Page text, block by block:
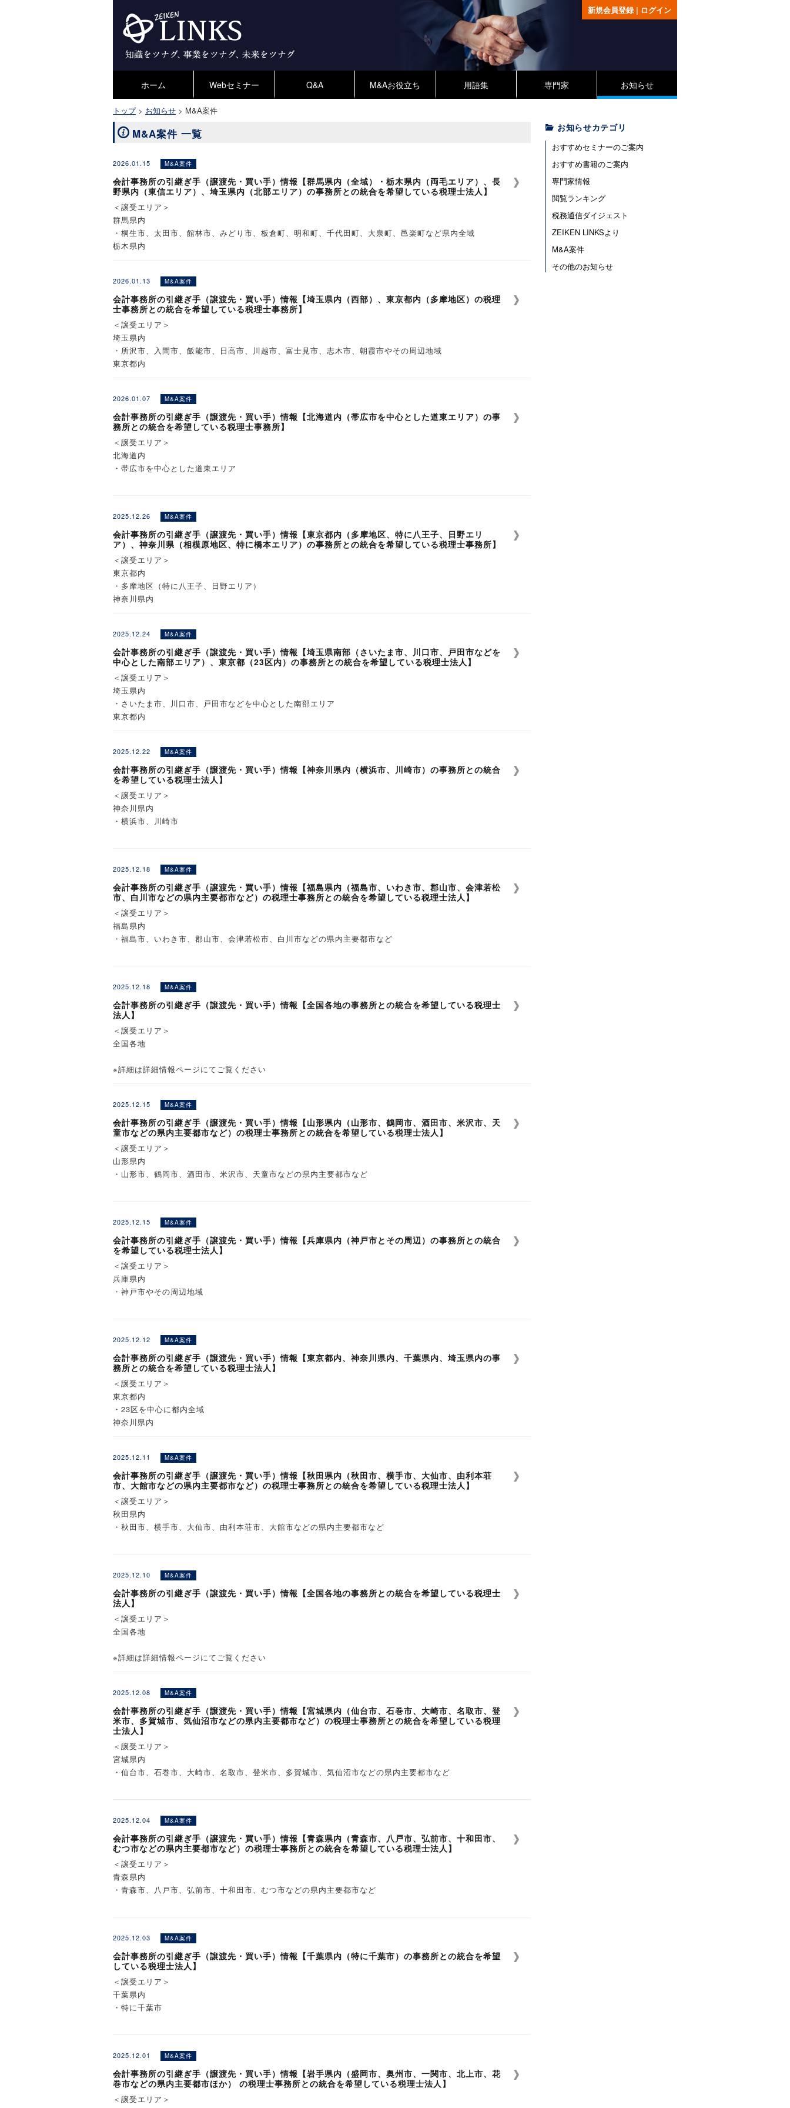
新規会員登録| ログイン
ホーム Webセミナー Q&A M&Aお役立ち 用語集 専門家 お知らせ
トップ> お知らせ > M&A案件
M&A案件 一覧
2026.01.15 M&A案件
会計事務所の引継ぎ手（譲渡先・買い手）情報【群馬県内（全域）・栃木県内（両毛エリア）、長
野県内（東信エリア）、埼玉県内（北部エリア）の事務所との統合を希望している税理士法人】
＜譲受エリア＞
群馬県内
・桐生市、太田市、館林市、みどり市、板倉町、明和町、千代田町、大泉町、邑楽町など県内全域
栃木県内
・上田市、佐久市など
埼玉県内
・深谷市、本庄市など
※詳細は詳細情報ページにてご覧ください
2026.01.13 M&A案件
会計事務所の引継ぎ手（譲渡先・買い手）情報【埼玉県内（西部）、東京都内（多摩地区）の税理
士事務所との統合を希望している税理士事務所】
＜譲受エリア＞
埼玉県内
・所沢市、入間市、飯能市、日高市、川越市、富士見市、志木市、朝霞市やその周辺地域
東京都内
※詳細は詳細情報ページにてご覧ください
2026.01.07 M&A案件
会計事務所の引継ぎ手（譲渡先・買い手）情報【北海道内（帯広市を中心とした道東エリア）の事
務所との統合を希望している税理士事務所】
＜譲受エリア＞
北海道内
・帯広市を中心とした道東エリア
2025.12.26 M&A案件
会計事務所の引継ぎ手（譲渡先・買い手）情報【東京都内（多摩地区、特に八王子、日野エリ
ア）、神奈川県（相模原地区、特に橋本エリア）の事務所との統合を希望している税理士事務所】
＜譲受エリア＞
東京都内
・多摩地区（特に八王子、日野エリア）
神奈川県内
※詳細は詳細情報ページにてご覧ください
2025.12.24 M&A案件
会計事務所の引継ぎ手（譲渡先・買い手）情報【埼玉県南部（さいたま市、川口市、戸田市などを
中心とした南部エリア）、東京都（23区内）の事務所との統合を希望している税理士法人】
＜譲受エリア＞
埼玉県内
・さいたま市、川口市、戸田市などを中心とした南部エリア
東京都内
※詳細は詳細情報ページにてご覧ください
2025.12.22 M&A案件
会計事務所の引継ぎ手（譲渡先・買い手）情報【神奈川県内（横浜市、川崎市）の事務所との統合
を希望している税理士法人】
＜譲受エリア＞
神奈川県内
・横浜市、川崎市
2025.12.18 M&A案件
会計事務所の引継ぎ手（譲渡先・買い手）情報【福島県内（福島市、いわき市、郡山市、会津若松
市、白川市などの県内主要都市など）の税理士事務所との統合を希望している税理士法人】
＜譲受エリア＞
福島県内
・福島市、いわき市、郡山市、会津若松市、白川市などの県内主要都市など
2025.12.18 M&A案件
会計事務所の引継ぎ手（譲渡先・買い手）情報【全国各地の事務所との統合を希望している税理士
法人】
＜譲受エリア＞
全国各地
※詳細は詳細情報ページにてご覧ください
2025.12.15 M&A案件
会計事務所の引継ぎ手（譲渡先・買い手）情報【山形県内（山形市、鶴岡市、酒田市、米沢市、天
童市などの県内主要都市など）の税理士事務所との統合を希望している税理士法人】
＜譲受エリア＞
山形県内
・山形市、鶴岡市、酒田市、米沢市、天童市などの県内主要都市など
2025.12.15 M&A案件
会計事務所の引継ぎ手（譲渡先・買い手）情報【兵庫県内（神戸市とその周辺）の事務所との統合
を希望している税理士法人】
＜譲受エリア＞
兵庫県内
・神戸市やその周辺地域
2025.12.12 M&A案件
会計事務所の引継ぎ手（譲渡先・買い手）情報【東京都内、神奈川県内、千葉県内、埼玉県内の事
務所との統合を希望している税理士法人】
＜譲受エリア＞
東京都内
・23区を中心に都内全域
神奈川県内
・千葉市内、船橋市内、松戸市内、市川市内、柏市内を中心に県内全域
埼玉県内
・さいたま市内、川口市内、川越市内、所沢市内、越谷市内を中心に県内全域
※詳細は詳細情報ページにてご覧ください
2025.12.11 M&A案件
会計事務所の引継ぎ手（譲渡先・買い手）情報【秋田県内（秋田市、横手市、大仙市、由利本荘
市、大館市などの県内主要都市など）の税理士事務所との統合を希望している税理士法人】
＜譲受エリア＞
秋田県内
・秋田市、横手市、大仙市、由利本荘市、大館市などの県内主要都市など
2025.12.10 M&A案件
会計事務所の引継ぎ手（譲渡先・買い手）情報【全国各地の事務所との統合を希望している税理士
法人】
＜譲受エリア＞
全国各地
※詳細は詳細情報ページにてご覧ください
2025.12.08 M&A案件
会計事務所の引継ぎ手（譲渡先・買い手）情報【宮城県内（仙台市、石巻市、大崎市、名取市、登
米市、多賀城市、気仙沼市などの県内主要都市など）の税理士事務所との統合を希望している税理
士法人】
＜譲受エリア＞
宮城県内
・仙台市、石巻市、大崎市、名取市、登米市、多賀城市、気仙沼市などの県内主要都市など
2025.12.04 M&A案件
会計事務所の引継ぎ手（譲渡先・買い手）情報【青森県内（青森市、八戸市、弘前市、十和田市、
むつ市などの県内主要都市など）の税理士事務所との統合を希望している税理士法人】
＜譲受エリア＞
青森県内
・青森市、八戸市、弘前市、十和田市、むつ市などの県内主要都市など
2025.12.03 M&A案件
会計事務所の引継ぎ手（譲渡先・買い手）情報【千葉県内（特に千葉市）の事務所との統合を希望
している税理士法人】
＜譲受エリア＞
千葉県内
・特に千葉市
2025.12.01 M&A案件
会計事務所の引継ぎ手（譲渡先・買い手）情報【岩手県内（盛岡市、奥州市、一関市、北上市、花
巻市などの県内主要都市ほか） の税理士事務所との統合を希望している税理士法人】
＜譲受エリア＞
お知らせカテゴリ
おすすめセミナーのご案内
おすすめ書籍のご案内
専門家情報
閲覧ランキング
税務通信ダイジェスト
ZEIKEN LINKSより
M&A案件
その他のお知らせ